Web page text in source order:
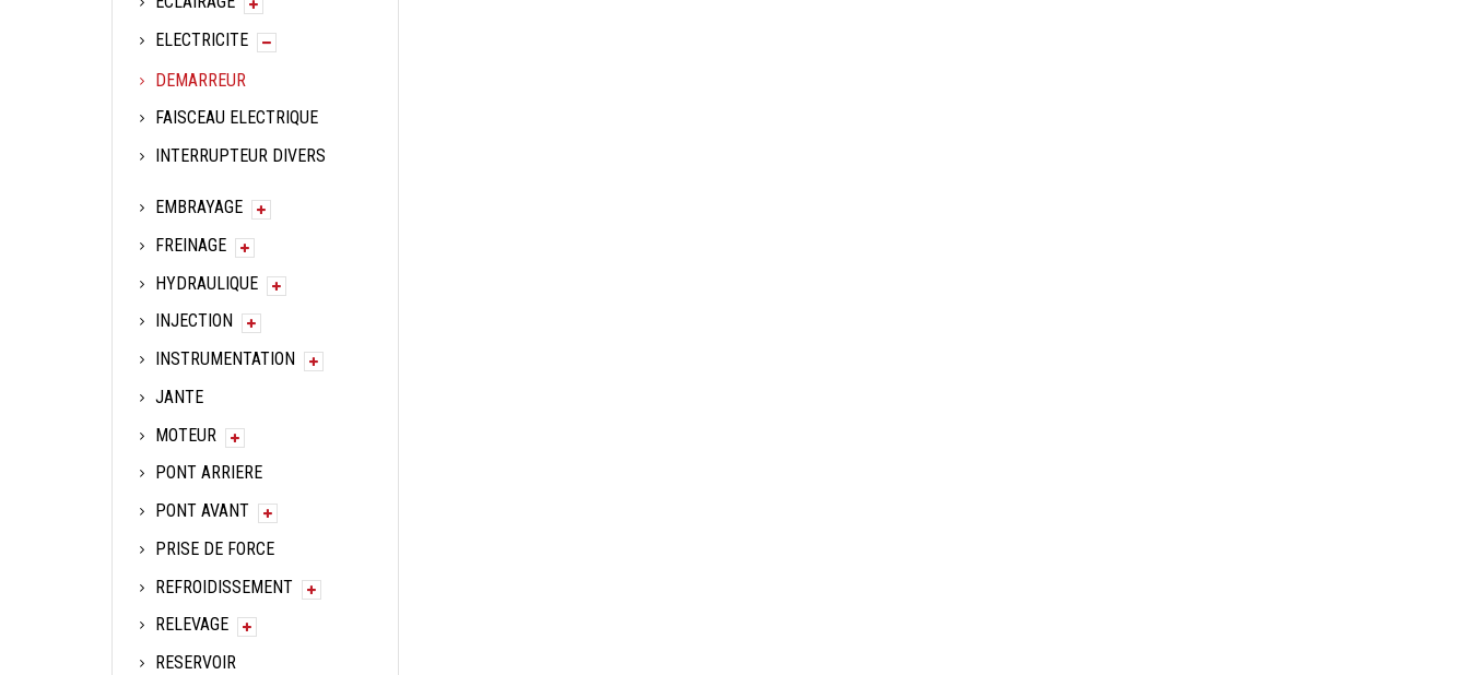
ELECTRICITE
DEMARREUR
FAISCEAU ELECTRIQUE
INTERRUPTEUR DIVERS
EMBRAYAGE
FREINAGE
HYDRAULIQUE
INJECTION
INSTRUMENTATION
JANTE
MOTEUR
PONT ARRIERE
PONT AVANT
PRISE DE FORCE
REFROIDISSEMENT
RELEVAGE
RESERVOIR